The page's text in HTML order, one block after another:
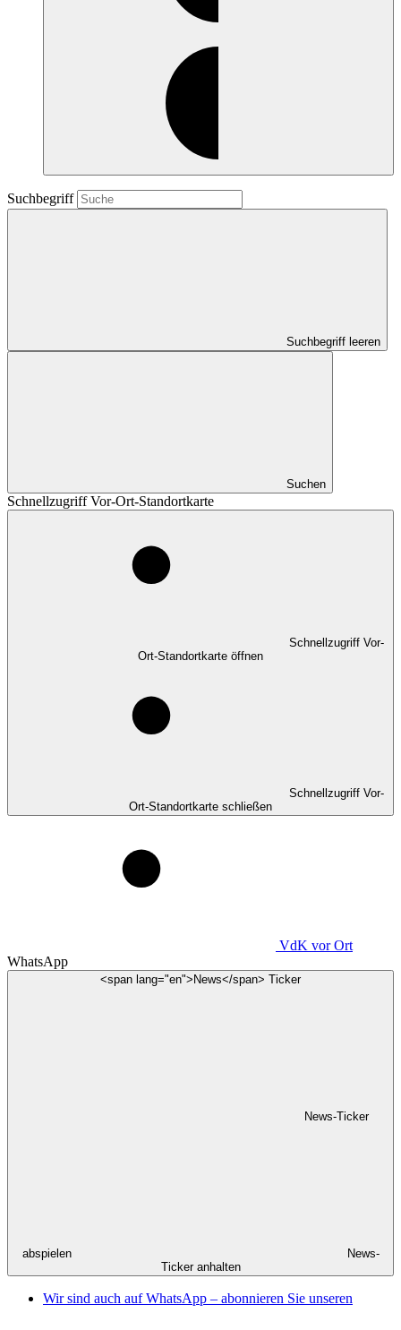
Suchbegriff
Suchbegriff leeren
Suchen
Schnellzugriff Vor-Ort-Standortkarte
Schnellzugriff Vor-
Ort-Standortkarte öffnen
Schnellzugriff Vor-
Ort-Standortkarte schließen
VdK vor Ort
WhatsApp
<span lang="en">News</span> Ticker
News-Ticker
abspielen
News-
Ticker anhalten
Wir sind auch auf WhatsApp – abonnieren Sie unseren